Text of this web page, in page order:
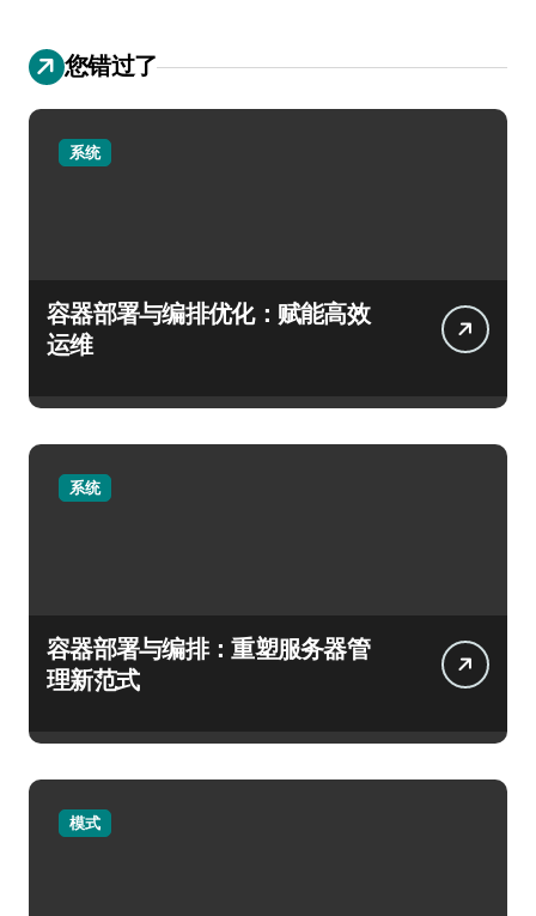
您错过了
系统
容器部署与编排优化：赋能高效
运维
系统
容器部署与编排：重塑服务器管
理新范式
模式